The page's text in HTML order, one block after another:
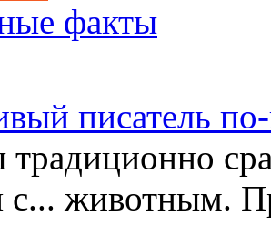
факты
писатель
с... животным.